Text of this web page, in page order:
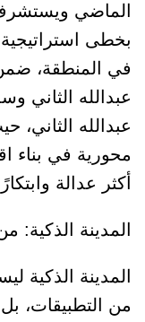
الماضي
بخطى
في المنطقة، ضمن
عبدالله الثاني
عبدالله الثاني،
محورية في بناء
أكثر عدالة
المدينة الذكية:
المدينة الذكية
من التطبيقات،